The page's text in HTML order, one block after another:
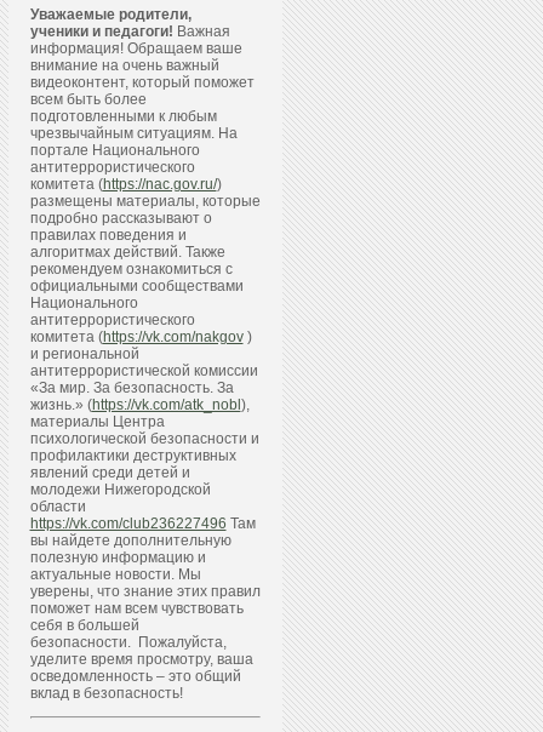
Уважаемые родители,
ученики и педагоги! Важная
информация! Обращаем ваше
внимание на очень важный
видеоконтент, который поможет
всем быть более
подготовленными к любым
чрезвычайным ситуациям. На
портале Национального
антитеррористического
комитета (https://nac.gov.ru/)
размещены материалы, которые
подробно рассказывают о
правилах поведения и
алгоритмах действий. Также
рекомендуем ознакомиться с
официальными сообществами
Национального
антитеррористического
комитета (https://vk.com/nakgov)
и региональной
антитеррористической комиссии
«За мир. За безопасность. За
жизнь.» (https://vk.com/atk_nobl ),
материалы Центра
психологической безопасности и
профилактики деструктивных
явлений среди детей и
молодежи Нижегородской
области
https://vk.com/club236227496 Там
вы найдете дополнительную
полезную информацию и
актуальные новости. Мы
уверены, что знание этих правил
поможет нам всем чувствовать
себя в большей
безопасности. Пожалуйста,
уделите время просмотру, ваша
осведомленность – это общий
вклад в безопасность!